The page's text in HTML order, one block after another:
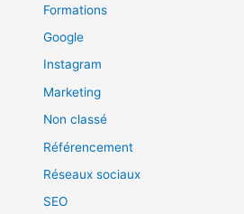
Formations
Google
Instagram
Marketing
Non classé
Référencement
Réseaux sociaux
SEO